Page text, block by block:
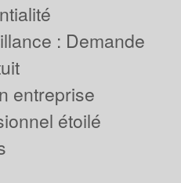
: Demande
entreprise
étoilé